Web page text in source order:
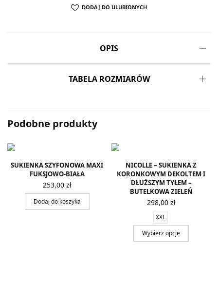
DODAJ DO ULUBIONYCH
OPIS
TABELA ROZMIARÓW
Podobne produkty
SUKIENKA SZYFONOWA MAXI
FUKSJOWO-BIAŁA
253,00 zł
Dodaj do koszyka
NICOLLE – SUKIENKA Z
KORONKOWYM DEKOLTEM I
DŁUŻSZYM TYŁEM –
BUTELKOWA ZIELEŃ
298,00 zł
XXL
Wybierz opcje